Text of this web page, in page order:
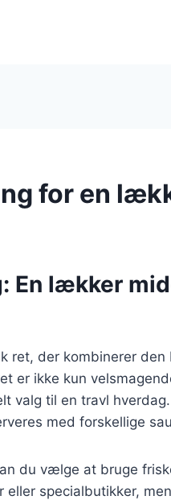
for en
En lækker
ret, der kombinerer
er ikke kun
valg til en travl
med forskellige
du vælge at bruge
specialbutikker,